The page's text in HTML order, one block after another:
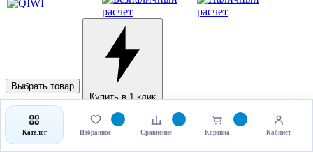
Выбрать товар
Купить в 1 клик
Каталог Избранное Сравнение Корзина Кабинет